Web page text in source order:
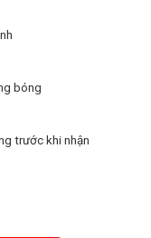
bóng
trước khi nhận